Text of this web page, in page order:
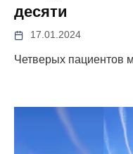
десяти
17.01.2024
Четверых пациентов